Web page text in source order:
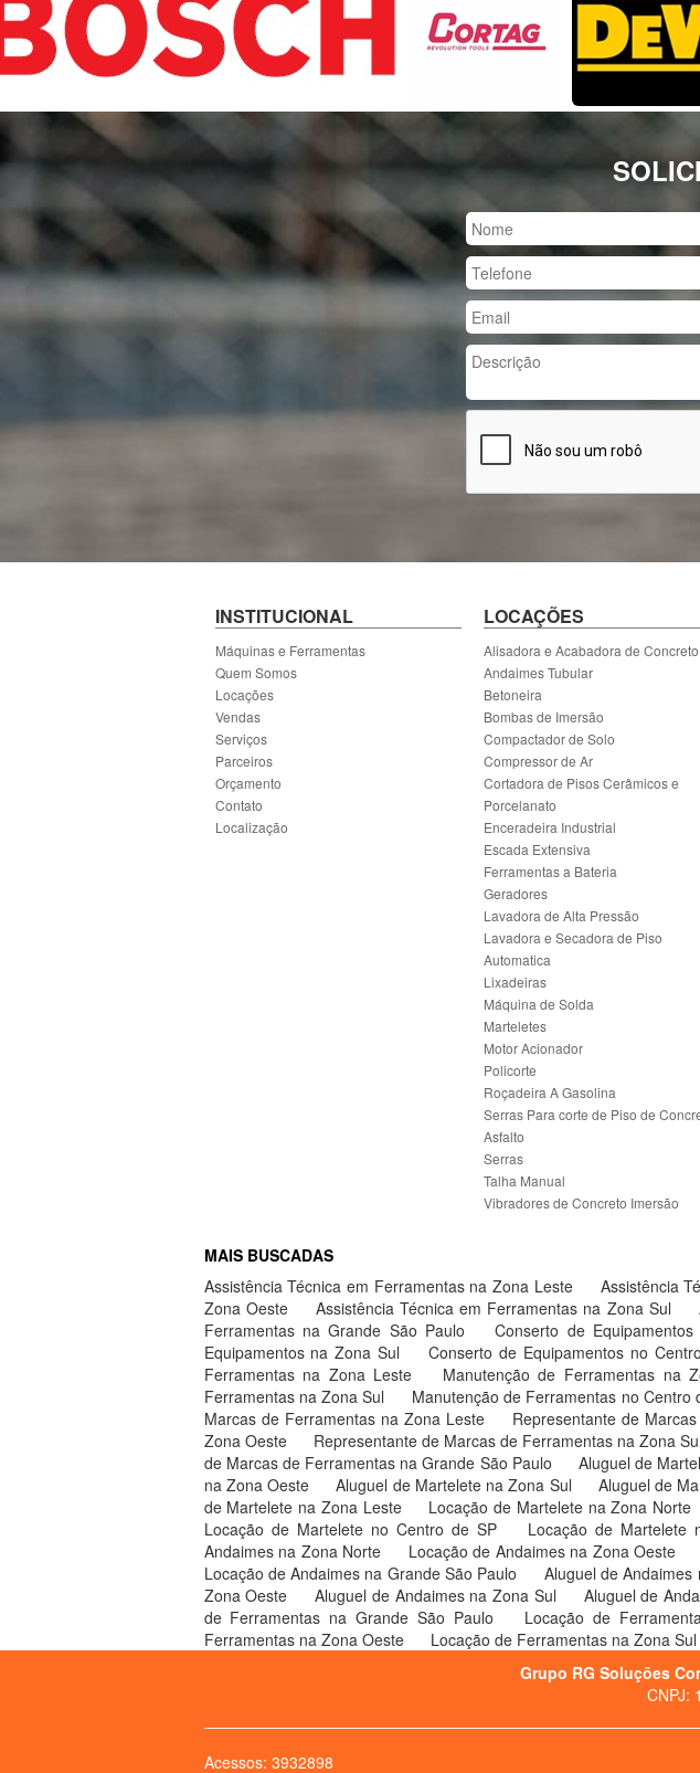
INSTITUCIONAL
Máquinas e Ferramentas
Quem Somos
Locações
Vendas
Serviços
Parceiros
Orçamento
Contato
Localização
LOCAÇÕES
Alisadora e Acabadora de Concreto
Andaimes Tubular
Betoneira
Bombas de Imersão
Compactador de Solo
Compressor de Ar
Cortadora de Pisos Cerâmicos e
Porcelanato
Enceradeira Industrial
Escada Extensiva
Ferramentas a Bateria
Geradores
Lavadora de Alta Pressão
Lavadora e Secadora de Piso
Automatica
Lixadeiras
Máquina de Solda
Marteletes
Motor Acionador
Policorte
Roçadeira A Gasolina
Serras Para corte de Piso de
Asfalto
Serras
Talha Manual
Vibradores de Concreto Imersão
MAIS BUSCADAS
Assistência Técnica em Ferramentas na Zona Leste
Assistência
Zona Oeste
Assistência Técnica em Ferramentas na Zona Sul
Ferramentas na Grande São Paulo
Conserto de
Equipamentos na Zona Sul
Conserto de Equipamentos no
Ferramentas na Zona Leste
Manutenção de Ferramentas na
Ferramentas na Zona Sul
Manutenção de Ferramentas no Centro
Marcas de Ferramentas na Zona Leste
Representante de
Zona Oeste
Representante de Marcas de Ferramentas na Zona Sul
de Marcas de Ferramentas na Grande São Paulo
Aluguel de
na Zona Oeste
Aluguel de Martelete na Zona Sul Aluguel de
de Martelete na Zona Leste
Locação de Martelete na Zona Norte
Locação de Martelete no Centro de SP
Locação de Martelete
Andaimes na Zona Norte
Locação de Andaimes na Zona Oeste
Locação de Andaimes na Grande São Paulo
Aluguel de Andaimes
Zona Oeste
Aluguel de Andaimes na Zona Sul Aluguel de
de Ferramentas na Grande São Paulo
Locação de
Ferramentas na Zona Oeste
Locação de Ferramentas na Zona Sul
Grupo RG Soluções
CNPJ:
Acessos: 3932898